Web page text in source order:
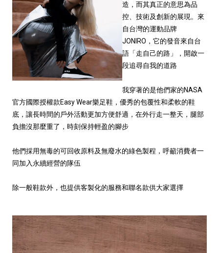
造，而其真正的意思為品
控、技術及創新的展現。來
自台灣的運動品牌
JONIRO，它的發音來自台
語「走自己的路」，開啟一
段追尋自我的道路
我穿著的是他們家的NASA
官方國際授權款Easy Wear樂足鞋，優秀的包覆性和柔軟的鞋
底，讓長時間的戶外活動更加方便舒適，在外行走一整天，腿部
負擔沒那麼重了，時刻保持輕盈的腳步
他們採用無毒的可回收原料及無廢水的綠色製程，呼籲消費者一
同加入永續經營的隊伍
除一般鞋款外，也提供客製化的服務和聯名款供大家選擇